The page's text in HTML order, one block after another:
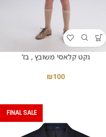
גקט קלאסי משובץ , בז'
₪100
FINAL SALE